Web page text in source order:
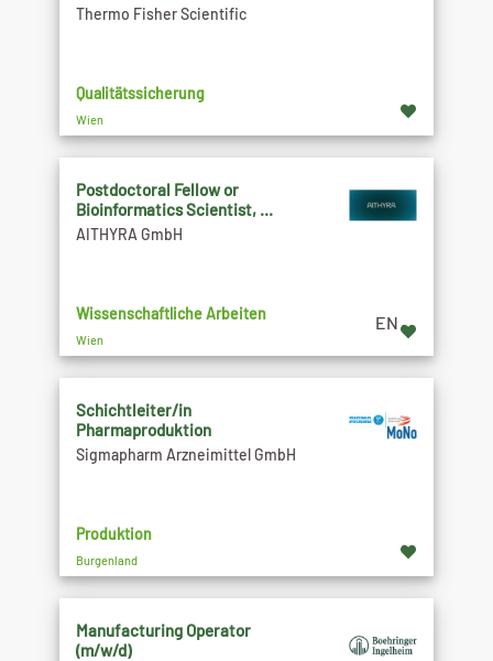
Thermo Fisher Scientific
Qualitätssicherung
Wien
Postdoctoral Fellow or
Bioinformatics Scientist, ...
AITHYRA GmbH
Wissenschaftliche Arbeiten
Wien
EN
Schichtleiter/in
Pharmaproduktion
Sigmapharm Arzneimittel GmbH
Produktion
Burgenland
Manufacturing Operator
(m/w/d)